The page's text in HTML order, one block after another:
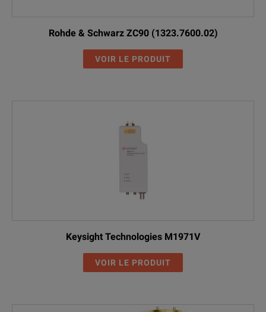
Rohde & Schwarz ZC90 (1323.7600.02)
VOIR LE PRODUIT
Keysight Technologies M1971V
VOIR LE PRODUIT